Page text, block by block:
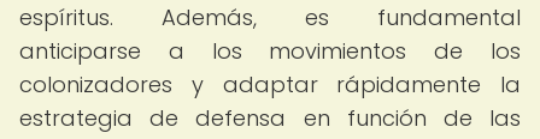
espíritus. Además, es fundamental
anticiparse a los movimientos de los
colonizadores y adaptar rápidamente la
estrategia de defensa en función de las